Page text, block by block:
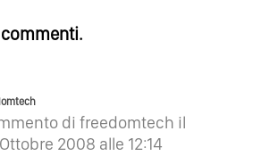
commenti.
di freedomtech il
2008 alle 12:14